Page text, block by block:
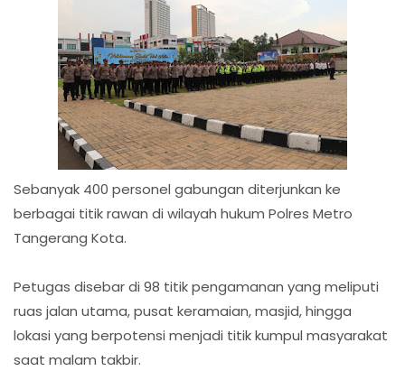
Sebanyak 400 personel gabungan diterjunkan ke
berbagai titik rawan di wilayah hukum Polres Metro
Tangerang Kota.
Petugas disebar di 98 titik pengamanan yang meliputi
ruas jalan utama, pusat keramaian, masjid, hingga
lokasi yang berpotensi menjadi titik kumpul masyarakat
saat malam takbir.